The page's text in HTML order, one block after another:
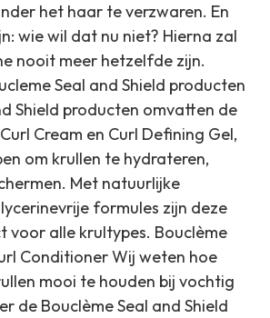
het haar te verzwaren. En
wie wil dat nu niet? Hierna zal
nooit meer hetzelfde zijn.
Seal and Shield producten
Shield producten omvatten de
Cream en Curl Defining Gel,
om krullen te hydrateren,
Met natuurlijke
formules zijn deze
voor alle krultypes. Bouclème
Conditioner Wij weten hoe
mooi te houden bij vochtig
de Bouclème Seal and Shield